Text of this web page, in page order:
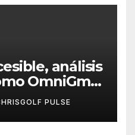
análisis
OmniGmot
el
golfista
PULSE